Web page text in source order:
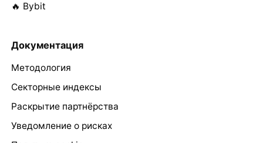
🔥 Bybit
Документация
Методология
Секторные индексы
Раскрытие партнёрства
Уведомление о рисках